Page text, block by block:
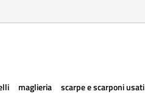
maglieria scarpe e scarponi usati